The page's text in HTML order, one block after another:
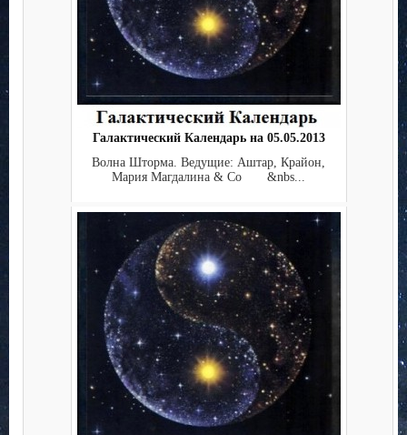
Галактический Календарь на 05.05.2013
Волна Шторма. Ведущие: Аштар, Крайон,
Мария Магдалина & Co &nbs...